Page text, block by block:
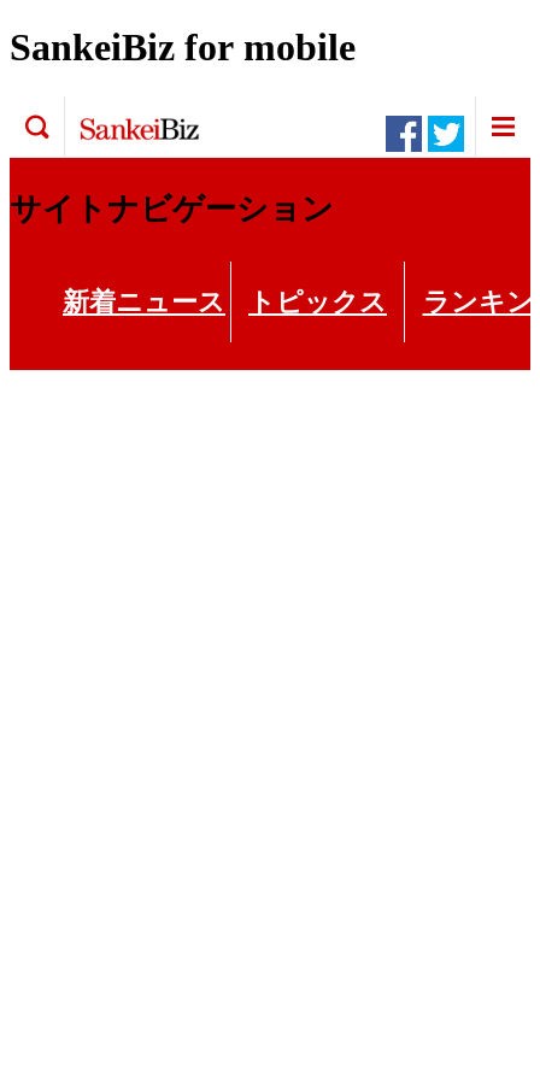
SankeiBiz for mobile
【高論卓説】ついに始まるタックスヘ
イブン対策
サイトナビゲーション
新着ニュース トピックス ランキン
PR